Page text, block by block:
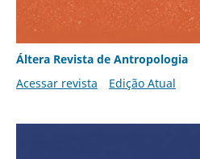
Áltera Revista de Antropologia
Acessar revista
Edição Atual